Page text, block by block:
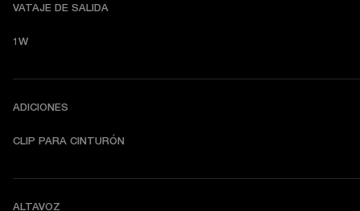
VATAJE DE SALIDA
1W
ADICIONES
CLIP PARA CINTURÓN
ALTAVOZ